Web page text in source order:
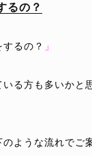
るの？
るの？ 」
る方も多いかと
ような流れでご